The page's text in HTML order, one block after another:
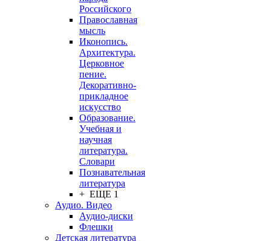
Российского
Православная
мысль
Иконопись.
Архитектура.
Церковное
пение.
Декоративно-
прикладное
искусство
Образование.
Учебная и
научная
литература.
Словари
Познавательная
литература
+ ЕЩЕ 1
Аудио. Видео
Аудио-диски
Флешки
Детская литература